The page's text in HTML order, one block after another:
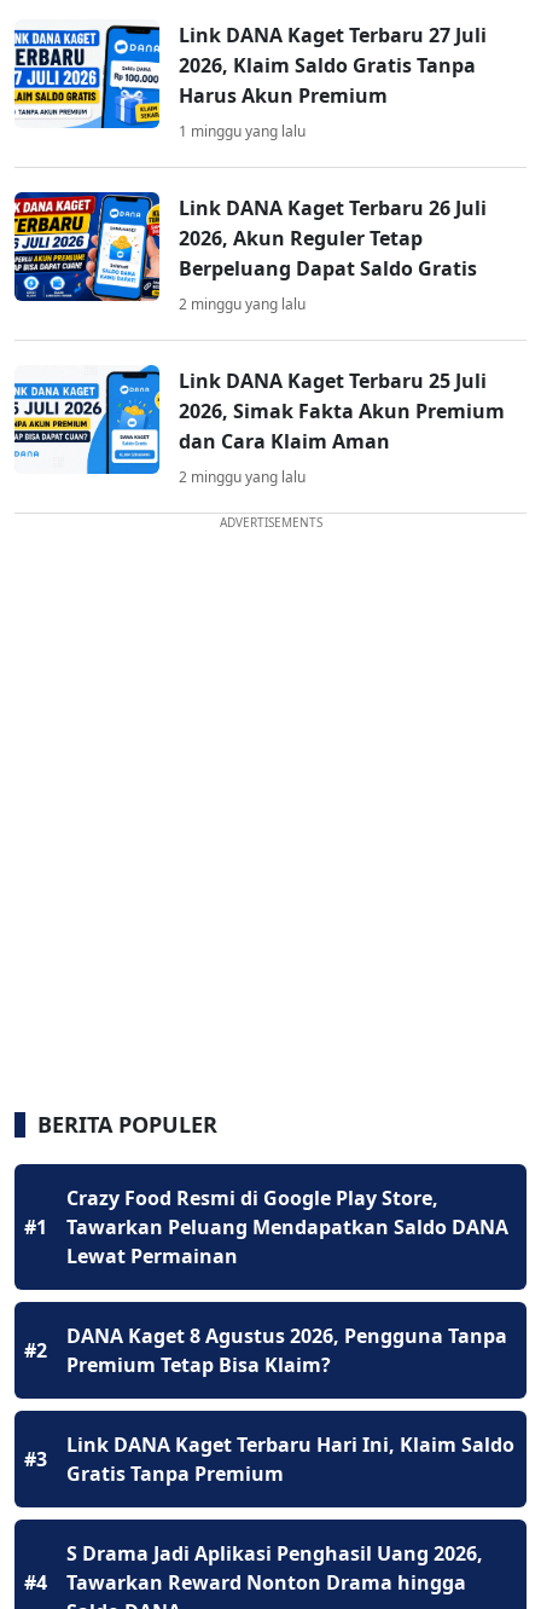
Link DANA Kaget Terbaru 27 Juli
2026, Klaim Saldo Gratis Tanpa
Harus Akun Premium
1 minggu yang lalu
Link DANA Kaget Terbaru 26 Juli
2026, Akun Reguler Tetap
Berpeluang Dapat Saldo Gratis
2 minggu yang lalu
Link DANA Kaget Terbaru 25 Juli
2026, Simak Fakta Akun Premium
dan Cara Klaim Aman
2 minggu yang lalu
ADVERTISEMENTS
BERITA POPULER
#1
Crazy Food Resmi di Google Play Store,
Tawarkan Peluang Mendapatkan Saldo DANA
Lewat Permainan
#2
DANA Kaget 8 Agustus 2026, Pengguna Tanpa
Premium Tetap Bisa Klaim?
#3
Link DANA Kaget Terbaru Hari Ini, Klaim Saldo
Gratis Tanpa Premium
#4
S Drama Jadi Aplikasi Penghasil Uang 2026,
Tawarkan Reward Nonton Drama hingga